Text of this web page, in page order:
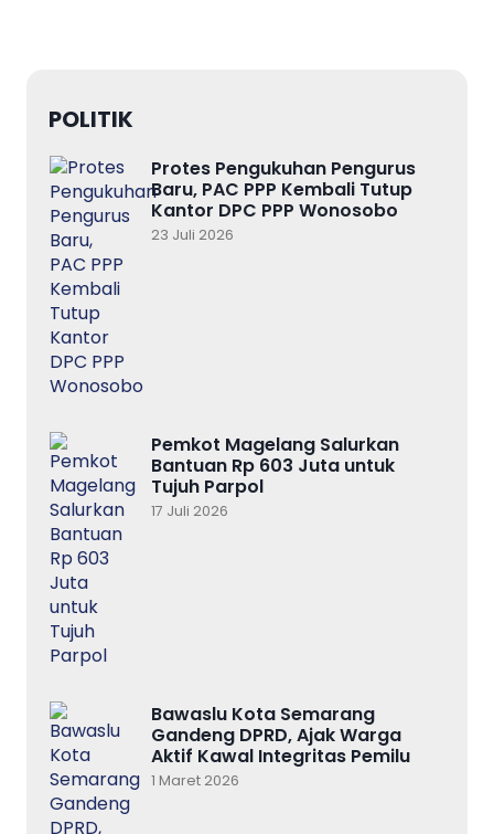
POLITIK
Protes Pengukuhan Pengurus
Baru, PAC PPP Kembali Tutup
Kantor DPC PPP Wonosobo
23 Juli 2026
Pemkot Magelang Salurkan
Bantuan Rp 603 Juta untuk
Tujuh Parpol
17 Juli 2026
Bawaslu Kota Semarang
Gandeng DPRD, Ajak Warga
Aktif Kawal Integritas Pemilu
1 Maret 2026